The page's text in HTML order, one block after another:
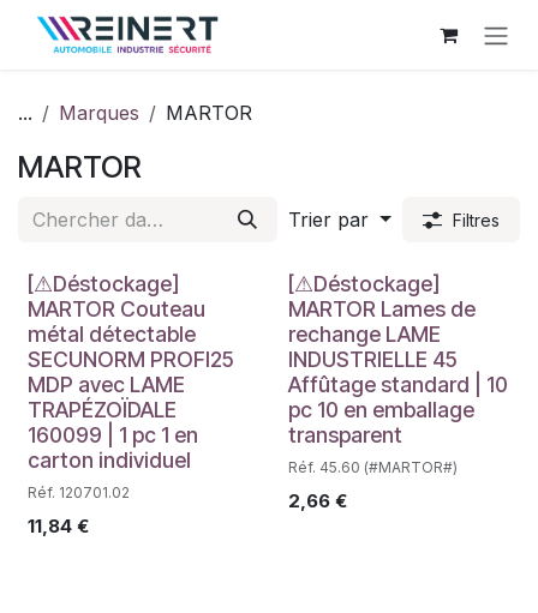
Se rendre au contenu
... Marques MARTOR
MARTOR
Trier par Filtres
Déstockage
[⚠Déstockage]
MARTOR Couteau
métal détectable
SECUNORM PROFI25
MDP avec LAME
TRAPÉZOÏDALE
160099 | 1 pc 1 en
carton individuel
Réf. 120701.02
11,84 €
Déstockage
[⚠Déstockage]
MARTOR Lames de
rechange LAME
INDUSTRIELLE 45
Affûtage standard | 10
pc 10 en emballage
transparent
Réf. 45.60 (#MARTOR#)
2,66€